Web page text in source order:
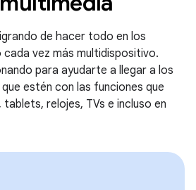
de hacer todo en los
vez más multidispositivo.
para ayudarte a llegar a los
estén con las funciones que
relojes, TVs e incluso en